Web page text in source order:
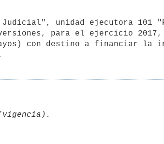
para el ejercicio
con destino a financiar la